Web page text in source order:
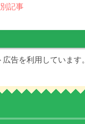
記事
告を利用しています。